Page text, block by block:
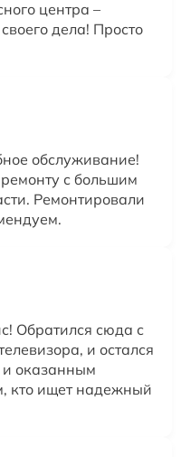
центра –
дела! Просто
обслуживание!
с большим
Ремонтировали
Обратился сюда с
и остался
и оказанным
кто ищет надежный